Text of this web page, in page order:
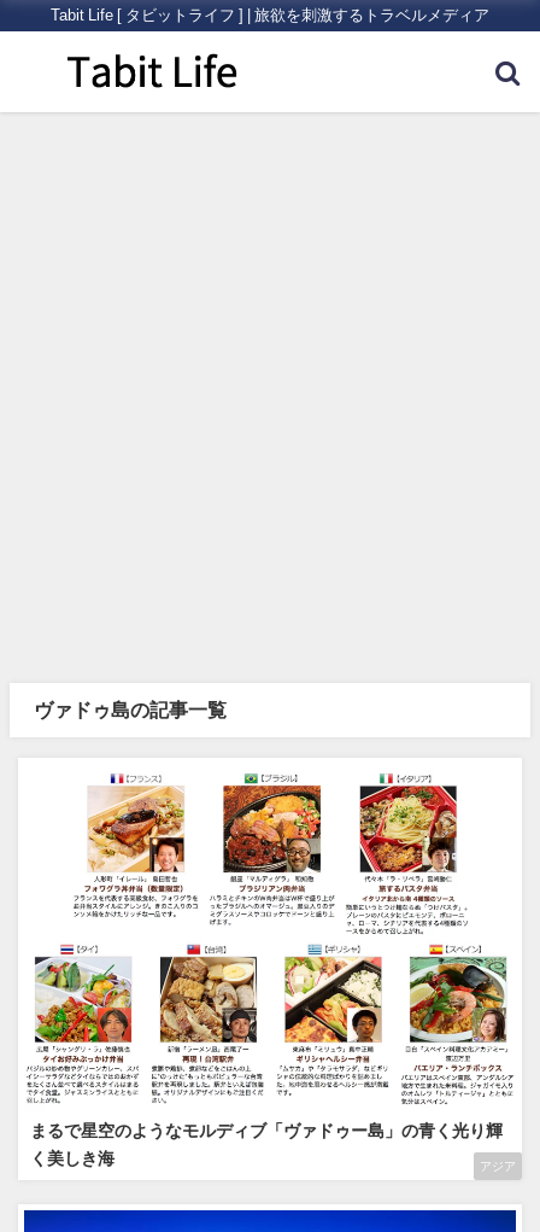
Tabit Life [ タビットライフ ] | 旅欲を刺激するトラベルメディア
ヴァドゥ島の記事一覧
アジア
まるで星空のようなモルディブ「ヴァドゥー島」の青く光り輝
く美しき海